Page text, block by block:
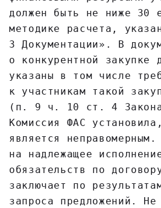
должен быть не ниже 30
методике расчета,
3 Документации». В
о конкурентной закупке
указаны в том числе
к участникам такой
(п. 9 ч. 10 ст. 4
Комиссия ФАС
является
на надлежащее
обязательств по
заключает по
запроса предложений. Не